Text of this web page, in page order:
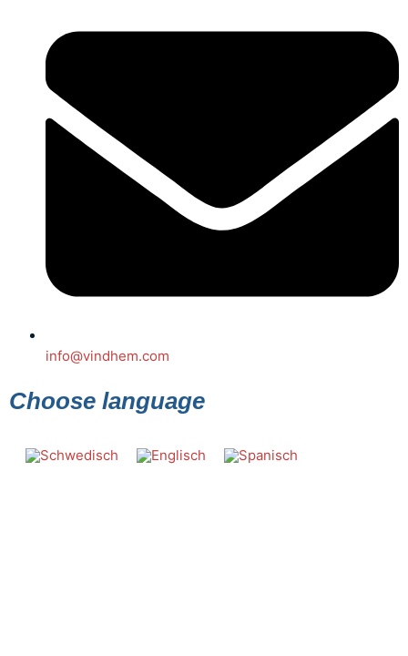
info@vindhem.com
Choose language